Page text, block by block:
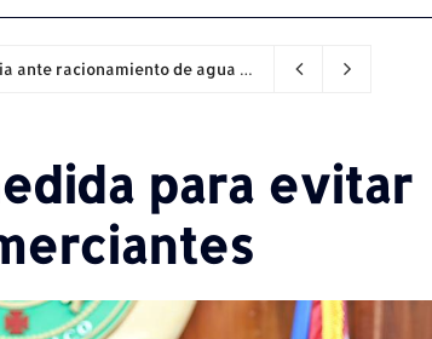
Sector industrial implementa planes de contingencia ante racionamiento de agua y hace un llamado a la eficiencia infraestructural
para evitar